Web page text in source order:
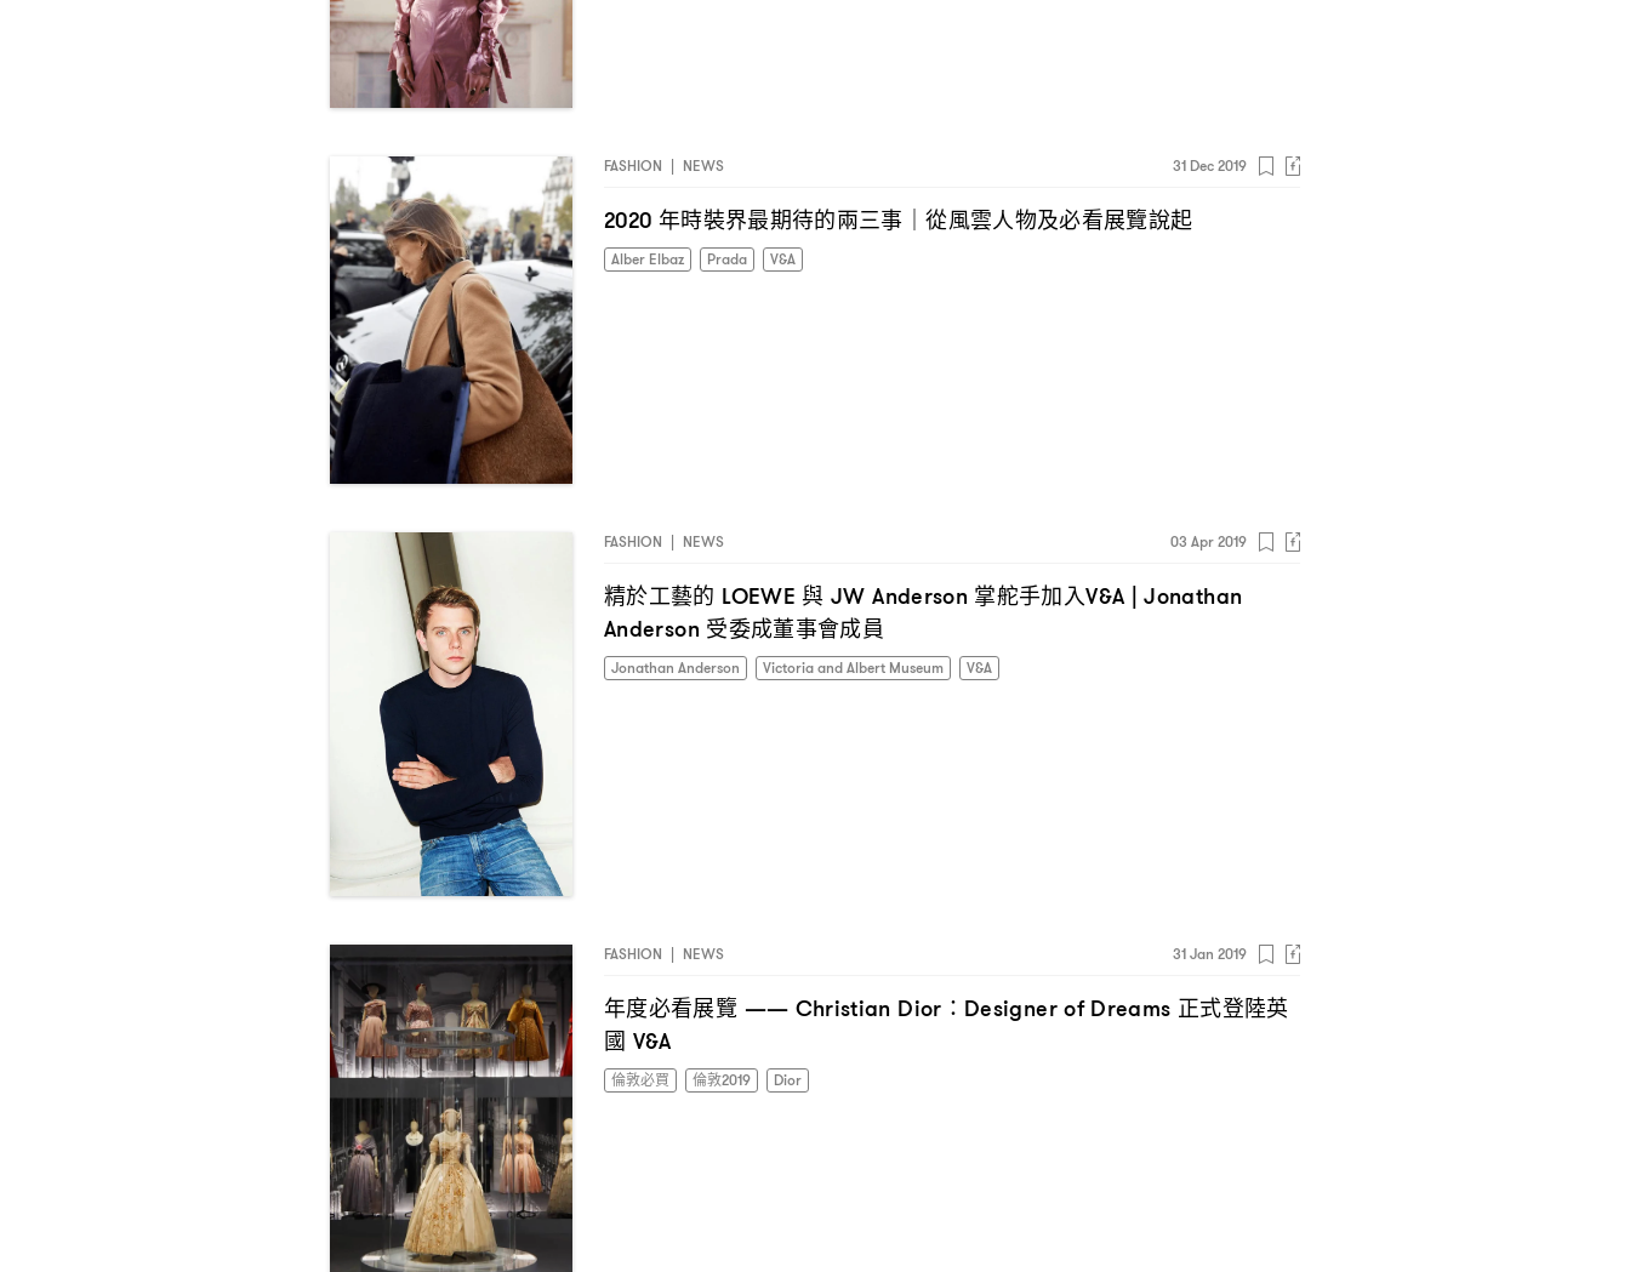
FASHION | NEWS 31 Dec 2019
2020 年時裝界最期待的兩三事 ｜從風雲人物及必看展覽說起
Alber Elbaz Prada V&A
FASHION | NEWS 03 Apr 2019
精於工藝的 LOEWE與 JW Anderson 掌舵手加入V&A | Jonathan
Anderson 受委成董事會成員
Jonathan Anderson Victoria and Albert Museum V&A
FASHION | NEWS 31 Jan 2019
年度必看展覽 —— Christian Dior：Designer of Dreams 正式登陸英
國 V&A
倫敦必買 倫敦2019 Dior